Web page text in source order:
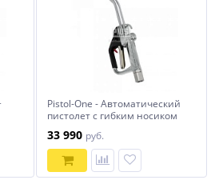
Pistol-One - Автоматический
пистолет с гибким носиком
33 990 руб.